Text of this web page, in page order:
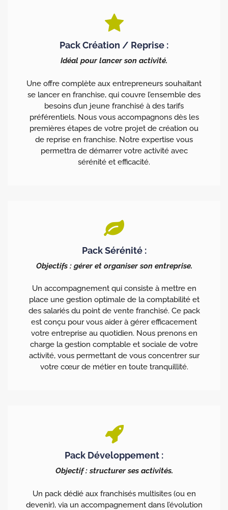
Pack Création / Reprise :
Idéal pour lancer son activité.
Une offre complète aux entrepreneurs souhaitant
se lancer en franchise, qui couvre l’ensemble des
besoins d’un jeune franchisé à des tarifs
préférentiels. Nous vous accompagnons dès les
premières étapes de votre projet de création ou
de reprise en franchise. Notre expertise vous
permettra de démarrer votre activité avec
sérénité et efficacité.
Pack Sérénité :
Objectifs : gérer et organiser son entreprise.
Un accompagnement qui consiste à mettre en
place une gestion optimale de la comptabilité et
des salariés du point de vente franchisé. Ce pack
est conçu pour vous aider à gérer efficacement
votre entreprise au quotidien. Nous prenons en
charge la gestion comptable et sociale de votre
activité, vous permettant de vous concentrer sur
votre cœur de métier en toute tranquillité.
Pack Développement :
Objectif : structurer ses activités.
Un pack dédié aux franchisés multisites (ou en
devenir), via un accompagnement dans l’évolution